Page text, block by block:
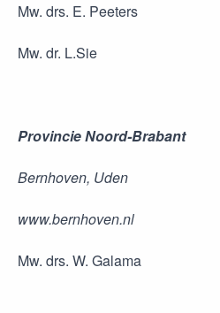
Mw. drs. E. Peeters
Mw. dr. L.Sie
Provincie Noord-Brabant
Bernhoven, Uden
www.bernhoven.nl
Mw. drs. W. Galama